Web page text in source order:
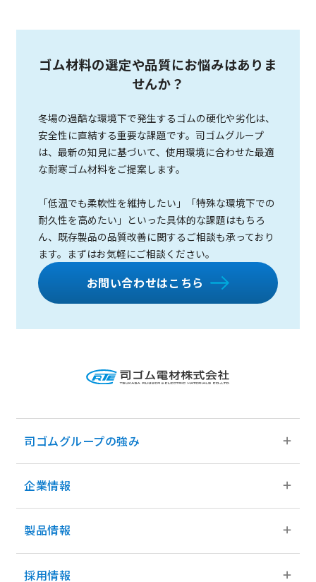
ゴム材料の選定や品質にお悩みはありま
せんか？
冬場の過酷な環境下で発生するゴムの硬化や劣化は、
安全性に直結する重要な課題です。司ゴムグループ
は、最新の知見に基づいて、使用環境に合わせた最適
な耐寒ゴム材料をご提案します。
「低温でも柔軟性を維持したい」「特殊な環境下での
耐久性を高めたい」といった具体的な課題はもちろ
ん、既存製品の品質改善に関するご相談も承っており
ます。まずはお気軽にご相談ください。
お問い合わせはこちら
司ゴムグループの強み
司ゴムグループの強みトップ
グループの事業領域
グループネットワーク
企業情報
企業情報トップ
ご挨拶
製品情報
製品情報トップ
採用情報